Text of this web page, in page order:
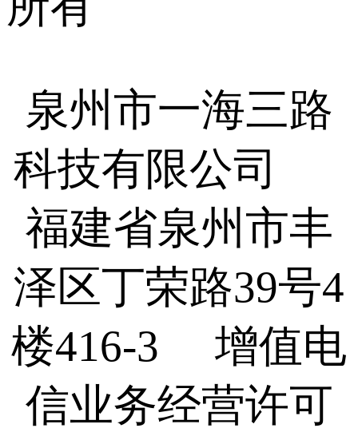
泉州市一海三路
科技有限公司
福建省泉州市丰
泽区丁荣路39号4
楼416-3 增值电
信业务经营许可